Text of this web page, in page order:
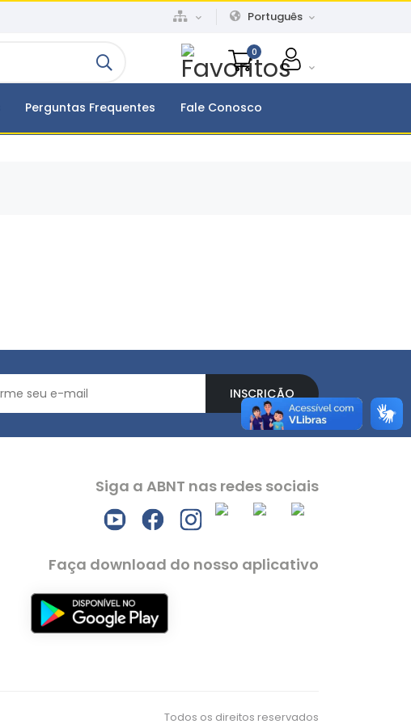
Português
0
Perguntas Frequentes Fale Conosco
INSCRIÇÃO
Siga a ABNT nas redes sociais
Faça download do nosso aplicativo
Todos os direitos reservados